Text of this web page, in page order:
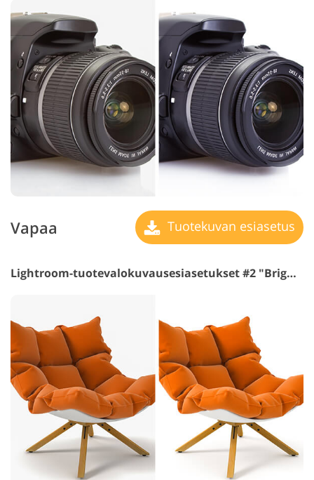
Vapaa Tuotekuvan esiasetus
Lightroom-tuotevalokuvausesiasetukset #2 "Brightening"